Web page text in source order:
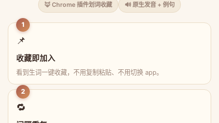
🦊 Chrome 插件划词收藏 🔊 原生发音 + 例句
1
📌
收藏即加入
看到生词一键收藏，不用复制粘贴、不用切换 app。
2
🔁